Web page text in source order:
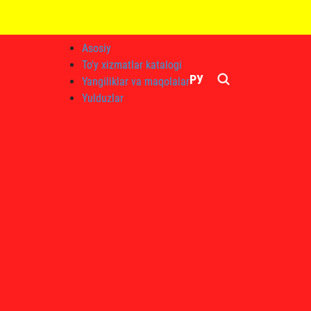
Asosiy
To'y xizmatlar katalogi
Yangiliklar va maqolalar
Yulduzlar
РУ